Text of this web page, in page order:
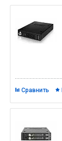
Сравнить